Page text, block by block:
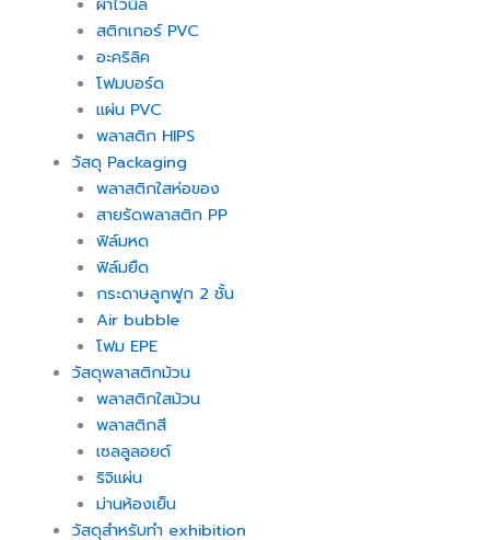
สติกเกอร์ PVC
อะคริลิค
โฟมบอร์ด
แผ่น PVC
พลาสติก HIPS
วัสดุ Packaging
พลาสติกใสห่อของ
สายรัดพลาสติก PP
ฟิล์มหด
ฟิล์มยืด
กระดาษลูกฟูก 2 ชั้น
Air bubble
โฟม EPE
วัสดุพลาสติกม้วน
พลาสติกใสม้วน
พลาสติกสี
เซลลูลอยด์
ริจิแผ่น
ม่านห้องเย็น
วัสดุสำหรับทำ exhibition